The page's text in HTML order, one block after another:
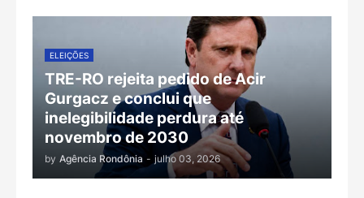
ELEIÇÕES
TRE-RO rejeita pedido de Acir
Gurgacz e conclui que
inelegibilidade perdura até
novembro de 2030
by Agência Rondônia - julho 03, 2026